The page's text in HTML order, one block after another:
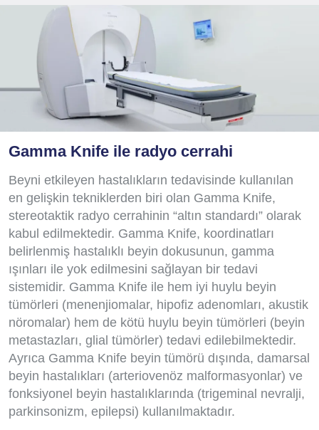
Gamma Knife ile radyo cerrahi
Beyni etkileyen hastalıkların tedavisinde kullanılan
en gelişkin tekniklerden biri olan Gamma Knife,
stereotaktik radyo cerrahinin “altın standardı” olarak
kabul edilmektedir. Gamma Knife, koordinatları
belirlenmiş hastalıklı beyin dokusunun, gamma
ışınları ile yok edilmesini sağlayan bir tedavi
sistemidir. Gamma Knife ile hem iyi huylu beyin
tümörleri (menenjiomalar, hipofiz adenomları, akustik
nöromalar) hem de kötü huylu beyin tümörleri (beyin
metastazları, glial tümörler) tedavi edilebilmektedir.
Ayrıca Gamma Knife beyin tümörü dışında, damarsal
beyin hastalıkları (arteriovenöz malformasyonlar) ve
fonksiyonel beyin hastalıklarında (trigeminal nevralji,
parkinsonizm, epilepsi) kullanılmaktadır.